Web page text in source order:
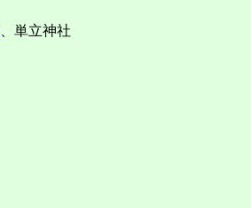
、単立神社